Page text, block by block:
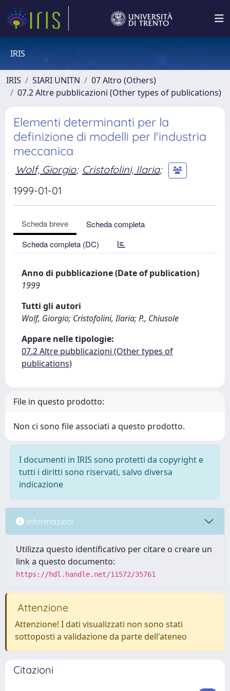
IRIS
IRIS SIARI UNITN
07 Altro (Others)
07.2 Altre pubblicazioni (Other types of publications)
Elementi determinanti per la
definizione di modelli per l'industria
meccanica
Wolf, Giorgio; Cristofolini, Ilaria;
1999-01-01
Scheda breve
Scheda completa
Scheda completa (DC)
Anno di pubblicazione (Date of publication)
1999
Tutti gli autori
Wolf, Giorgio; Cristofolini, Ilaria; P., Chiusole
Appare nelle tipologie:
07.2 Altre pubblicazioni (Other types of
publications)
File in questo prodotto:
Non ci sono file associati a questo prodotto.
I documenti in IRIS sono protetti da copyright e
tutti i diritti sono riservati, salvo diversa
indicazione
Informazioni
Utilizza questo identificativo per citare o creare un
link a questo documento:
https://hdl.handle.net/11572/35761
Attenzione
Attenzione! I dati visualizzati non sono stati
sottoposti a validazione da parte dell'ateneo
Citazioni